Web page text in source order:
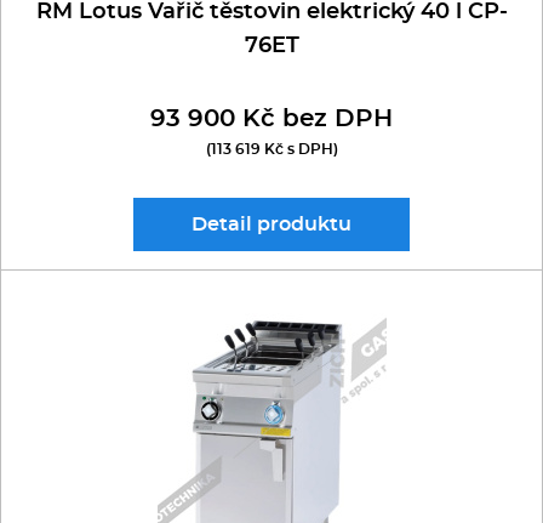
RM Lotus Vařič těstovin elektrický 40 l CP-
76ET
93 900 Kč bez DPH
(113 619 Kč s DPH)
Detail produktu